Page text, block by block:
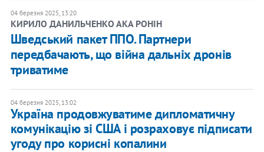
04 березня 2025, 13:20
КИРИЛО ДАНИЛЬЧЕНКО АКА РОНІН
Шведський пакет ППО. Партнери
передбачають, що війна дальніх дронів
триватиме
04 березня 2025, 13:02
Україна продовжуватиме дипломатичну
комунікацію зі США і розраховує підписати
угоду про корисні копалини